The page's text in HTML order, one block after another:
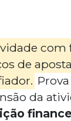
com
de
da